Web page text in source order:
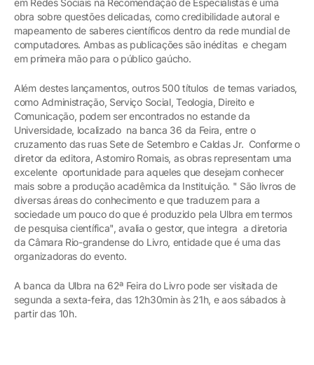
obra sobre questões delicadas, como credibilidade autoral e
mapeamento de saberes científicos dentro da rede mundial de
computadores. Ambas as publicações são inéditas e chegam
em primeira mão para o público gaúcho.
Além destes lançamentos, outros 500 títulos de temas variados,
como Administração, Serviço Social, Teologia, Direito e
Comunicação, podem ser encontrados no estande da
Universidade, localizado na banca 36 da Feira, entre o
cruzamento das ruas Sete de Setembro e Caldas Jr. Conforme o
diretor da editora, Astomiro Romais, as obras representam uma
excelente oportunidade para aqueles que desejam conhecer
mais sobre a produção acadêmica da Instituição. " São livros de
diversas áreas do conhecimento e que traduzem para a
sociedade um pouco do que é produzido pela Ulbra em termos
de pesquisa científica", avalia o gestor, que integra a diretoria
da Câmara Rio-grandense do Livro, entidade que é uma das
organizadoras do evento.
A banca da Ulbra na 62ª Feira do Livro pode ser visitada de
segunda a sexta-feira, das 12h30min às 21h, e aos sábados à
partir das 10h.